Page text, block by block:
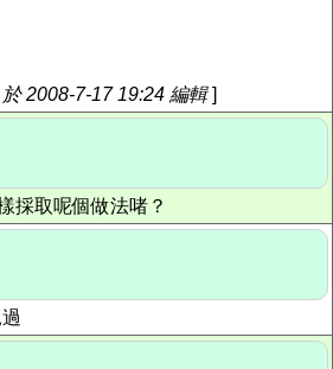
2008-7-17 19:24 編輯]
採取呢個做法啫？